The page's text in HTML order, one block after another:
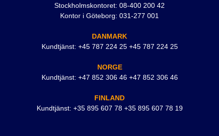
Stockholmskontoret: 08-400 200 42
Kontor i Göteborg: 031-277 001
DANMARK
Kundtjänst: +45 787 224 25 +45 787 224 25
NORGE
Kundtjänst: +47 852 306 46 +47 852 306 46
FINLAND
Kundtjänst: +35 895 607 78 +35 895 607 78 19